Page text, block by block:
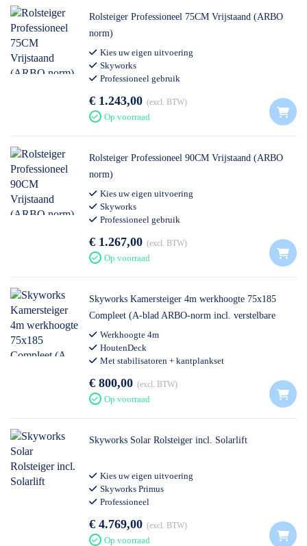
Rolsteiger Professioneel 75CM Vrijstaand (ARBO
norm)
Kies uw eigen uitvoering
Skyworks
Professioneel gebruik
€ 1.243,00 excl. BTW
Op voorraad
Rolsteiger Professioneel 90CM Vrijstaand (ARBO
norm)
Kies uw eigen uitvoering
Skyworks
Professioneel gebruik
€ 1.267,00 excl. BTW
Op voorraad
Skyworks Kamersteiger 4m werkhoogte 75x185
Compleet (A-blad ARBO-norm incl. verstelbare
wielen)
Werkhoogte 4m
HoutenDeck
Met stabilisatoren + kantplankset
€ 800,00 excl. BTW
Op voorraad
Skyworks Solar Rolsteiger incl. Solarlift
Kies uw eigen uitvoering
Skyworks Primus
Professioneel
€ 4.769,00 excl. BTW
Op voorraad